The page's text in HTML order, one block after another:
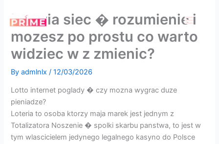
content
Loteria siec � rozumienie i
mozesz po prostu co warto
widziec w z zmienic?
Byadmlnlx/12/03/2026
Lotto internet poglady � czy mozna wygrac duze
pieniadze?
Loteria to osoba ktorzy maja marek jest jednym z
Totalizatora Noszenie � spolki skarbu panstwa, to jest w
tym wlascicielem jedynego legalnego kasyno do Polsce